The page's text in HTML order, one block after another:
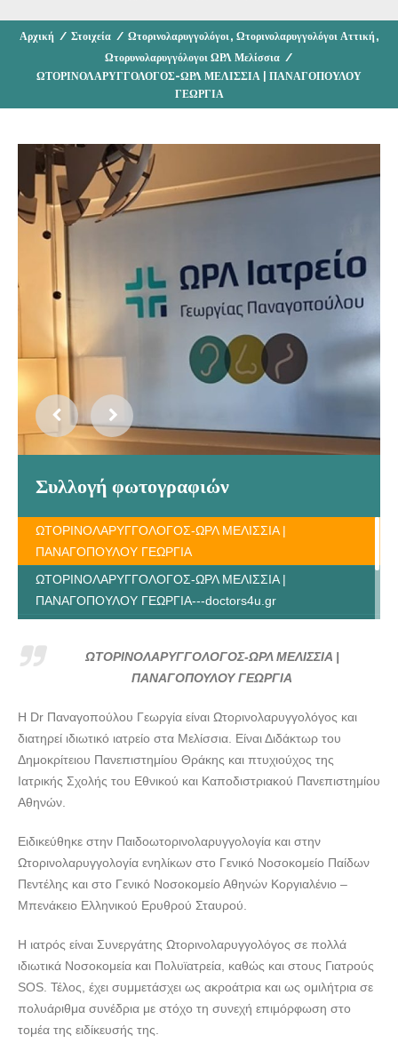
Αρχική / Στοιχεία / Ωτορινολαρυγγολόγοι , Ωτορινολαρυγγολόγοι Αττική ,
Ωτορυνολαρυγγόλογοι ΩΡΛ Μελίσσια /
ΩΤΟΡΙΝΟΛΑΡΥΓΓΟΛΟΓΟΣ-ΩΡΛ ΜΕΛΙΣΣΙΑ | ΠΑΝΑΓΟΠΟΥΛΟΥ
ΓΕΩΡΓΙΑ
Συλλογή φωτογραφιών
ΩΤΟΡΙΝΟΛΑΡΥΓΓΟΛΟΓΟΣ-ΩΡΛ ΜΕΛΙΣΣΙΑ |
ΠΑΝΑΓΟΠΟΥΛΟΥ ΓΕΩΡΓΙΑ
ΩΤΟΡΙΝΟΛΑΡΥΓΓΟΛΟΓΟΣ-ΩΡΛ ΜΕΛΙΣΣΙΑ |
ΠΑΝΑΓΟΠΟΥΛΟΥ ΓΕΩΡΓΙΑ---doctors4u.gr
ΠΑΝΑΓΟΠΟΥΛΟΥ ΓΕΩΡΓΙΑ---doctors4u.gr
ΩΤΟΡΙΝΟΛΑΡΥΓΓΟΛΟΓΟΣ-ΩΡΛ ΜΕΛΙΣΣΙΑ |
ΩΤΟΡΙΝΟΛΑΡΥΓΓΟΛΟΓΟΣ-ΩΡΛ ΜΕΛΙΣΣΙΑ |
ΠΑΝΑΓΟΠΟΥΛΟΥ ΓΕΩΡΓΙΑ
Η Dr Παναγοπούλου Γεωργία είναι Ωτορινολαρυγγολόγος και
διατηρεί ιδιωτικό ιατρείο στα Μελίσσια. Είναι Διδάκτωρ του
Δημοκρίτειου Πανεπιστημίου Θράκης και πτυχιούχος της
Ιατρικής Σχολής του Εθνικού και Καποδιστριακού Πανεπιστημίου
Αθηνών.
Ειδικεύθηκε στην Παιδοωτορινολαρυγγολογία και στην
Ωτορινολαρυγγολογία ενηλίκων στο Γενικό Νοσοκομείο Παίδων
Πεντέλης και στο Γενικό Νοσοκομείο Αθηνών Κοργιαλένιο –
Μπενάκειο Ελληνικού Ερυθρού Σταυρού.
Η ιατρός είναι Συνεργάτης Ωτορινολαρυγγολόγος σε πολλά
ιδιωτικά Νοσοκομεία και Πολυϊατρεία, καθώς και στους Γιατρούς
SOS. Τέλος, έχει συμμετάσχει ως ακροάτρια και ως ομιλήτρια σε
πολυάριθμα συνέδρια με στόχο τη συνεχή επιμόρφωση στο
τομέα της ειδίκευσής της.